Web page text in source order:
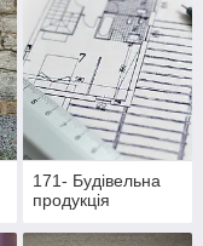
171- Будівельна
продукція